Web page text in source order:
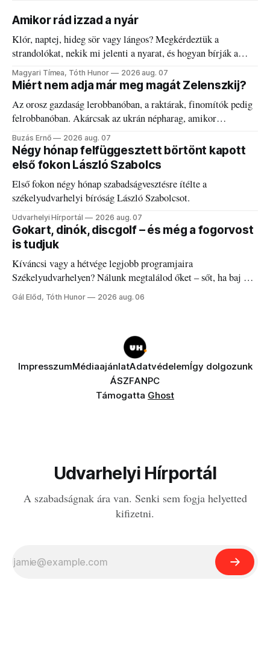
Amikor rád izzad a nyár
Klór, naptej, hideg sör vagy lángos? Megkérdeztük a
strandolókat, nekik mi jelenti a nyarat, és hogyan bírják a
kánikulát.
Magyari Tímea, Tóth Hunor 2026 aug. 07
Miért nem adja már meg magát Zelenszkij?
Az orosz gazdaság lerobbanóban, a raktárak, finomítók pedig
felrobbanóban. Akárcsak az ukrán népharag, amikor
elégedetlen vezetőivel.
Buzás Ernő 2026 aug. 07
Négy hónap felfüggesztett börtönt kapott
első fokon László Szabolcs
Első fokon négy hónap szabadságvesztésre ítélte a
székelyudvarhelyi bíróság László Szabolcsot.
Udvarhelyi Hírportál 2026 aug. 07
Gokart, dinók, discgolf – és még a fogorvost
is tudjuk
Kíváncsi vagy a hétvége legjobb programjaira
Székelyudvarhelyen? Nálunk megtalálod őket – sőt, ha baj van
a fogaddal, a fogorvosi ügyeletet is!
Gál Előd, Tóth Hunor 2026 aug. 06
ImpresszumMédiaajánlatAdatvédelemÍgy dolgozunk
ÁSZFANPC
Támogatta Ghost
Udvarhelyi Hírportál
A szabadságnak ára van. Senki sem fogja helyetted
kifizetni.